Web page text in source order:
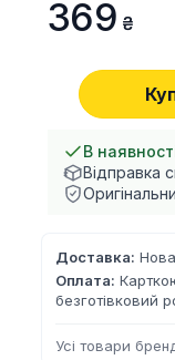
369
В
Відправка
Доставка:
Оплата:
безготівковий
Усі товари